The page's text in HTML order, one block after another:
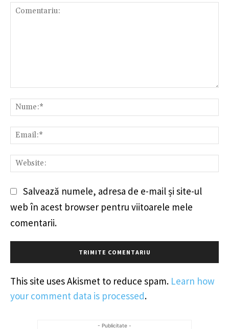
Salvează numele, adresa de e-mail și site-ul
web în acest browser pentru viitoarele mele
comentarii.
This site uses Akismet to reduce spam. Learn how
your comment data is processed.
- Publicitate -